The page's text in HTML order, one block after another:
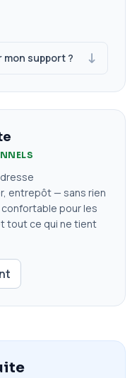
mon support ?
entrepôt — sans rien
confortable pour les
tout ce qui ne tient